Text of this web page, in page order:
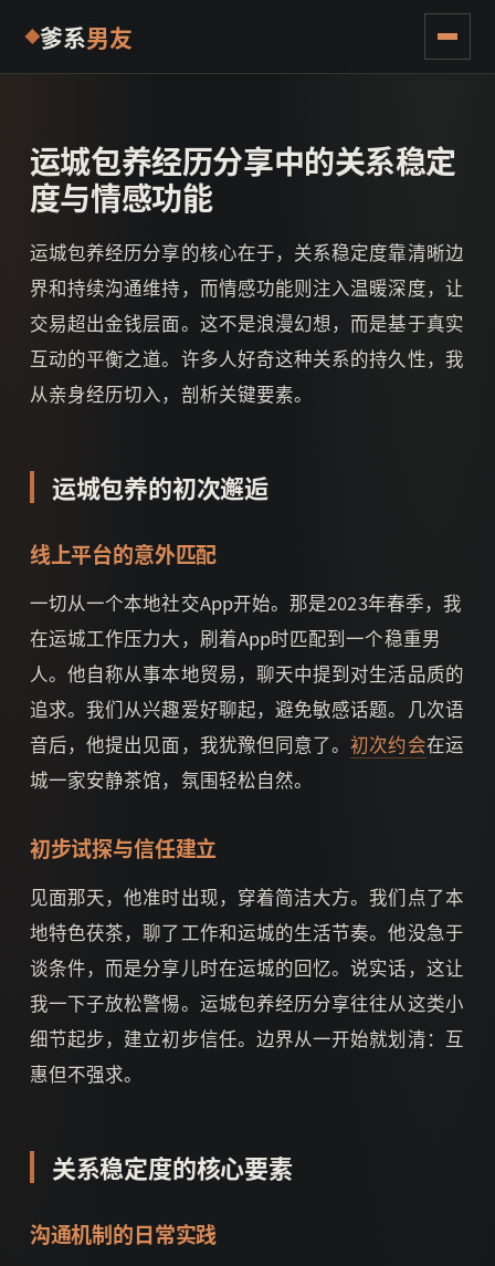
爹系男友
运城包养经历分享中的关系稳定
度与情感功能
运城包养经历分享的核心在于，关系稳定度靠清晰边
界和持续沟通维持，而情感功能则注入温暖深度，让
交易超出金钱层面。这不是浪漫幻想，而是基于真实
互动的平衡之道。许多人好奇这种关系的持久性，我
从亲身经历切入，剖析关键要素。
运城包养的初次邂逅
线上平台的意外匹配
一切从一个本地社交App开始。那是2023年春季，我
在运城工作压力大，刷着App时匹配到一个稳重男
人。他自称从事本地贸易，聊天中提到对生活品质的
追求。我们从兴趣爱好聊起，避免敏感话题。几次语
音后，他提出见面，我犹豫但同意了。初次约会在运
城一家安静茶馆，氛围轻松自然。
初步试探与信任建立
见面那天，他准时出现，穿着简洁大方。我们点了本
地特色茯茶，聊了工作和运城的生活节奏。他没急于
谈条件，而是分享儿时在运城的回忆。说实话，这让
我一下子放松警惕。运城包养经历分享往往从这类小
细节起步，建立初步信任。边界从一开始就划清：互
惠但不强求。
关系稳定度的核心要素
沟通机制的日常实践